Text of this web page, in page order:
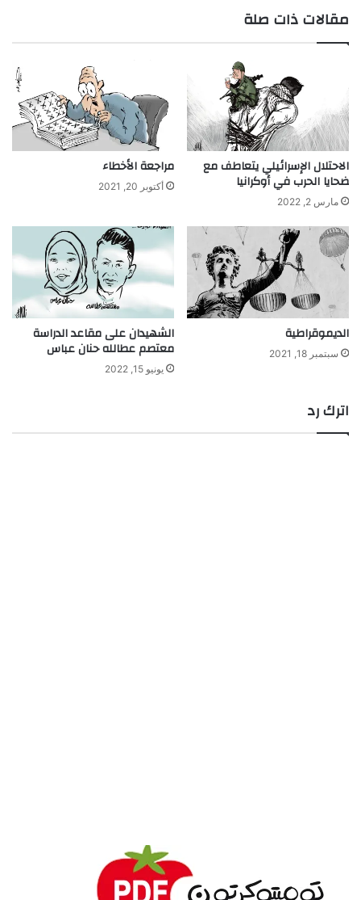
مقالات ذات صلة
الاحتلال الإسرائيلي يتعاطف مع
ضحايا الحرب في أوكرانيا
مارس 2, 2022
مراجعة الأخطاء
أكتوبر 20, 2021
الديموقراطية
سبتمبر 18, 2021
الشهيدان على مقاعد الدراسة
معتصم عطالله حنان عباس
يونيو 15, 2022
اترك رد